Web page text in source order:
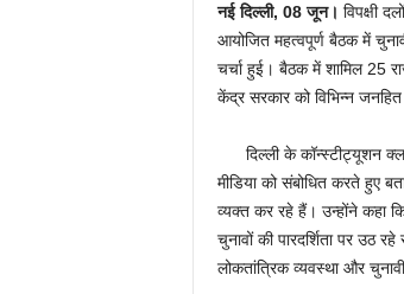
नई दिल्ली, 08जून। विपक्षी
आयोजित महत्वपूर्ण बैठक में
चर्चा हुई। बैठक में शामिल 25
केंद्र सरकार को विभिन्न
दिल्ली के कॉन्स्टीट्यूशन
मीडिया को संबोधित करते हुए
व्यक्त कर रहे हैं। उन्होंने कहा
चुनावों की पारदर्शिता पर उठ
लोकतांत्रिक व्यवस्था और